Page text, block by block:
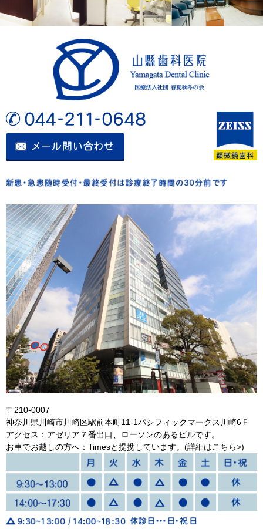
〒210-0007
神奈川県川崎市川崎区駅前本町11-1パシフィックマークス川崎6Ｆ
アクセス：アゼリア７番出口、ローソンのあるビルです。
お車でお越しの方へ：Timesと提携しています。(詳細はこちら>)